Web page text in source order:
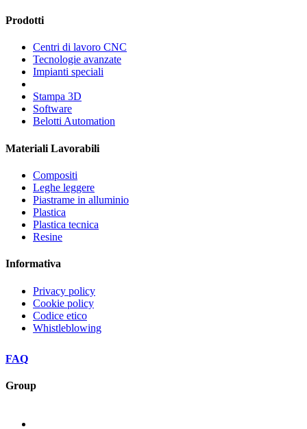
Prodotti
Centri di lavoro CNC
Tecnologie avanzate
Impianti speciali
Stampa 3D
Software
Belotti Automation
Materiali Lavorabili
Compositi
Leghe leggere
Piastrame in alluminio
Plastica
Plastica tecnica
Resine
Informativa
Privacy policy
Cookie policy
Codice etico
Whistleblowing
FAQ
Group